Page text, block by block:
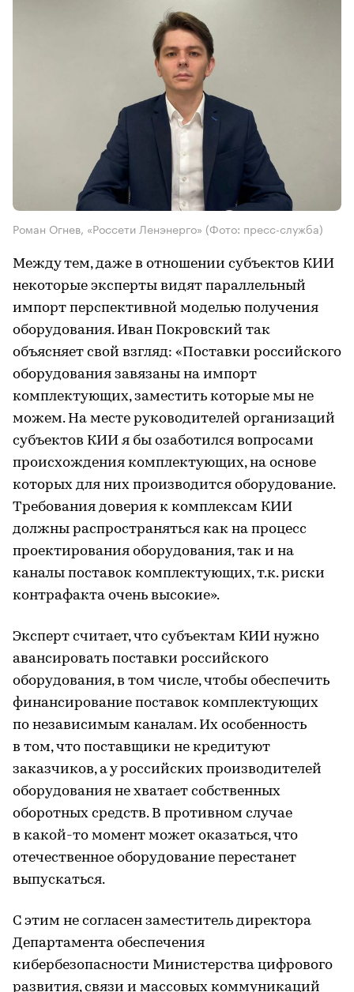
Роман Огнев, «Россети Ленэнерго» (Фото: пресс-служба)
Между тем, даже в отношении субъектов КИИ
некоторые эксперты видят параллельный
импорт перспективной моделью получения
оборудования. Иван Покровский так
объясняет свой взгляд: «Поставки российского
оборудования завязаны на импорт
комплектующих, заместить которые мы не
можем. На месте руководителей организаций
субъектов КИИ я бы озаботился вопросами
происхождения комплектующих, на основе
которых для них производится оборудование.
Требования доверия к комплексам КИИ
должны распространяться как на процесс
проектирования оборудования, так и на
каналы поставок комплектующих, т.к. риски
контрафакта очень высокие».
Эксперт считает, что субъектам КИИ нужно
авансировать поставки российского
оборудования, в том числе, чтобы обеспечить
финансирование поставок комплектующих
по независимым каналам. Их особенность
в том, что поставщики не кредитуют
заказчиков, а у российских производителей
оборудования не хватает собственных
оборотных средств. В противном случае
в какой-то момент может оказаться, что
отечественное оборудование перестанет
выпускаться.
С этим не согласен заместитель директора
Департамента обеспечения
кибербезопасности Министерства цифрового
развития, связи и массовых коммуникаций